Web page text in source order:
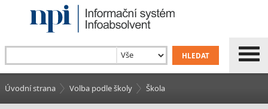
Úvodní strana Volba podle školy Škola